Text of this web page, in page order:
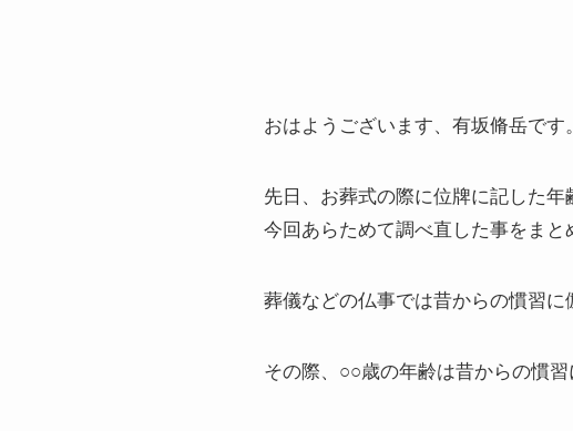
おはようございます、有坂脩岳です。
先日、お葬式の際に位牌に記した年
今回あらためて調べ直した事をまと
葬儀などの仏事では昔からの慣習に
その際、○○歳の年齢は昔からの慣